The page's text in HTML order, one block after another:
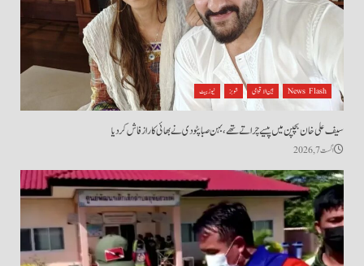
News Flash بین الاقوامی شوبز نیوز بیٹ
سیف علی خان بچپن میں پیسے چراتے تھے، بہن صبا پٹودی نے بھائی کا راز فاش کردیا
اگست 7, 2026